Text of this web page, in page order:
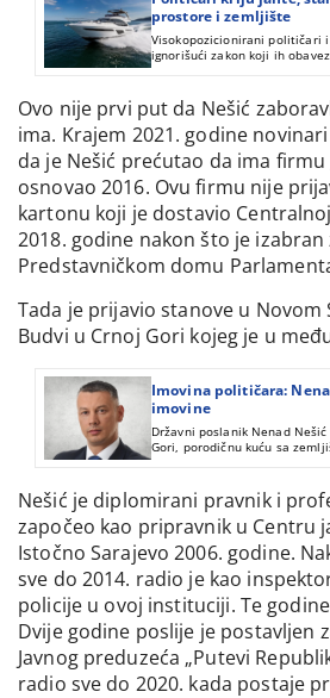
prostore i zemljište
Visokopozicionirani političari
ignorišući zakon koji ih
institucijama sve što imaju.
Ovo nije prvi put da Nešić
ima. Krajem 2021. godine
da je Nešić prećutao da ima firmu
osnovao 2016. Ovu firmu nije
kartonu koji je dostavio
2018. godine nakon što je izabran
Predstavničkom domu
Tada je prijavio stanove u Novom
Budvi u Crnoj Gori kojeg je u
Imovina političara:
imovine
Državni poslanik Nenad
Gori, porodičnu kuću sa
prijavio u imovinskom kartonu.
Nešić je diplomirani pravnik i
započeo kao pripravnik u Centru
Istočno Sarajevo 2006. godine.
sve do 2014. radio je kao
policije u ovoj instituciji. Te
Dvije godine poslije je postavljen
Javnog preduzeća „Putevi
radio sve do 2020. kada postaje